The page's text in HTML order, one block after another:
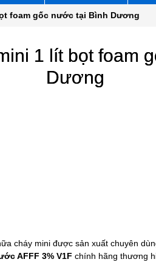
foam gốc nước tại Bình Dương
1 lít bọt foam
Dương
cháy mini được sản xuất chuyên
AFFF 3% V1F chính hãng thương